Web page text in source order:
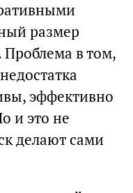
размер
Проблема в том,
эффективно
и это не
делают сами